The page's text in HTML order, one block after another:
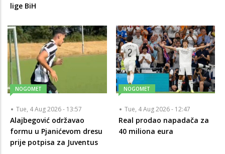
lige BiH
NOGOMET
Tue, 4 Aug 2026 - 13:57
Alajbegović održavao
formu u Pjanićevom dresu
prije potpisa za Juventus
NOGOMET
Tue, 4 Aug 2026 - 12:47
Real prodao napadača za
40 miliona eura